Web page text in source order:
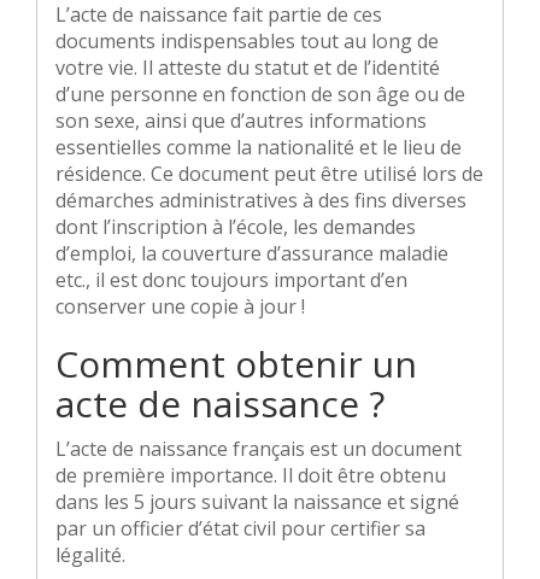
L’acte de naissance fait partie de ces
documents indispensables tout au long de
votre vie. Il atteste du statut et de l’identité
d’une personne en fonction de son âge ou de
son sexe, ainsi que d’autres informations
essentielles comme la nationalité et le lieu de
résidence. Ce document peut être utilisé lors de
démarches administratives à des fins diverses
dont l’inscription à l’école, les demandes
d’emploi, la couverture d’assurance maladie
etc., il est donc toujours important d’en
conserver une copie à jour !
Comment obtenir un
acte de naissance ?
L’acte de naissance français est un document
de première importance. Il doit être obtenu
dans les 5 jours suivant la naissance et signé
par un officier d’état civil pour certifier sa
légalité.